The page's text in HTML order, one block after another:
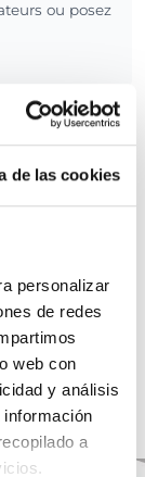
de las cookies
personalizar
de redes
web con
y análisis
a
ou posez